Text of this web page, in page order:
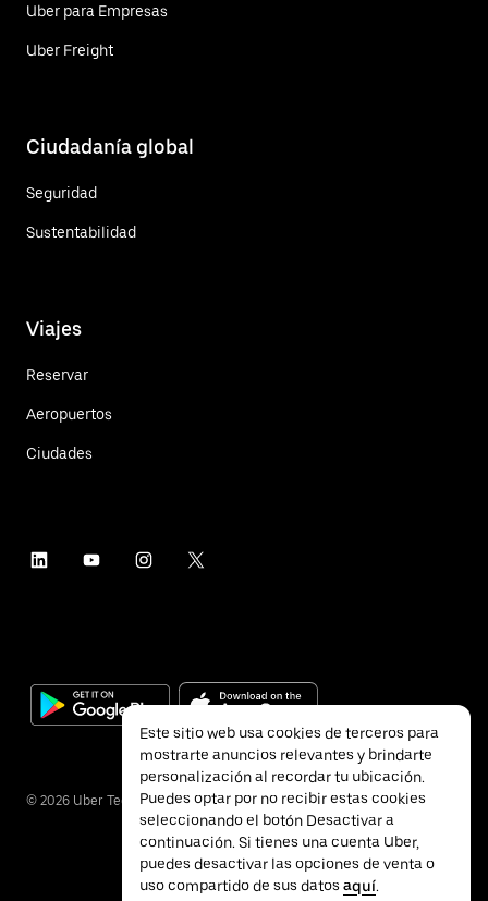
Uber para Empresas
Uber Freight
Ciudadanía global
Seguridad
Sustentabilidad
Viajes
Reservar
Aeropuertos
Ciudades
© 2026 Uber Technologies Inc.
Este sitio web usa cookies de terceros para
mostrarte anuncios relevantes y brindarte
personalización al recordar tu ubicación.
Puedes optar por no recibir estas cookies
seleccionando el botón Desactivar a
continuación. Si tienes una cuenta Uber,
puedes desactivar las opciones de venta o
uso compartido de sus datos aquí.